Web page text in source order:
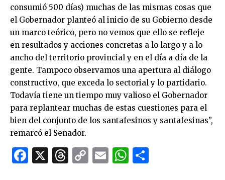
consumió 500 días) muchas de las mismas cosas que
el Gobernador planteó al inicio de su Gobierno desde
un marco teórico, pero no vemos que ello se refleje
en resultados y acciones concretas a lo largo y a lo
ancho del territorio provincial y en el día a día de la
gente. Tampoco observamos una apertura al diálogo
constructivo, que exceda lo sectorial y lo partidario.
Todavía tiene un tiempo muy valioso el Gobernador
para replantear muchas de estas cuestiones para el
bien del conjunto de los santafesinos y santafesinas”,
remarcó el Senador.
Facebook
X Threads
CopyEmailWhatsApp